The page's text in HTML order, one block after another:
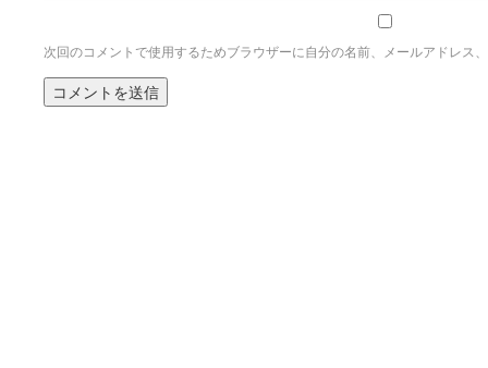
次回のコメントで使用するためブラウザーに自分の名前、メールアドレス